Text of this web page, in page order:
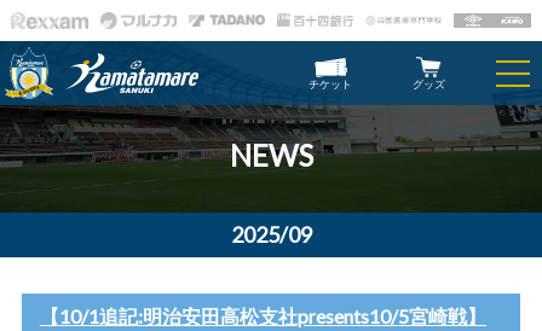
チケット グッズ
NEWS
2025/09
【10/1追記:明治安田高松支社presents10/5宮崎戦】